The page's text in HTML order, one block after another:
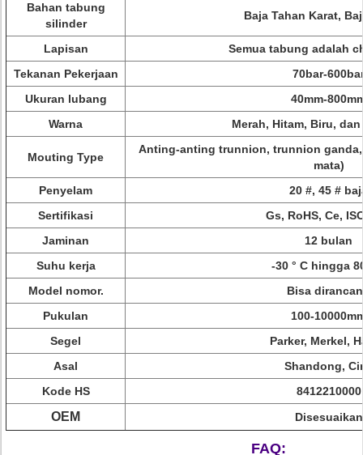
Bahan tabung
silinder
Baja Tahan Karat,
Lapisan
Semua tabung adalah
Tekanan Pekerjaan
70bar-
Ukuran lubang
40mm-
Warna
Merah, Hitam, Biru,
Mouting Type
Anting-anting trunnion, trunnion
mata)
Penyelam
20 #, 45 #
Sertifikasi
Gs, RoHS, Ce,
Jaminan
12 bulan
Suhu kerja
-30 ° C hingga
Model nomor.
Bisa
Pukulan
100-
Segel
Parker, Merkel,
Asal
Shandong,
Kode HS
8412210000
OEM Disesuaikan
FAQ: